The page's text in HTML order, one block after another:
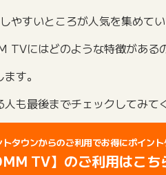
すいところが人気を集めてい
にはどのような特徴がある
す。
も最後までチェックしてみて
トタウンからのご利用でお得にポイント
TV】のご利用はこち